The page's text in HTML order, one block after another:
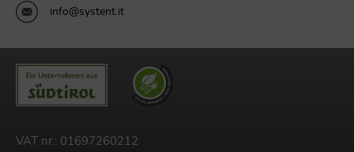
info@systent.it
VAT nr.: 01697260212